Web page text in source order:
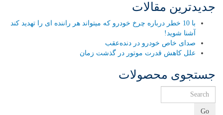
جدیدترین مقالات
با 10 خطر درباره چرخ خودرو که میتواند هر راننده ای را تهدید کند
آشنا شوید!
صدای خاص خودرو در دنده‌عقب
علل کاهش قدرت موتور در گذشت زمان
جستجوی محصولات
Go